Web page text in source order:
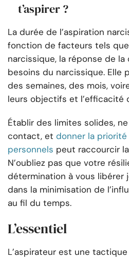
t’aspirer ?
La durée de l’aspiration
fonction de facteurs tels
narcissique, la réponse de
besoins du narcissique. Elle
des semaines, des mois,
leurs objectifs et l’efficacité
Établir des limites solides,
contact, et donner la priorité
personnels peut raccourcir
N’oubliez pas que votre
détermination à vous libérer
dans la minimisation de
au fil du temps.
L’essentiel
L’aspirateur est une